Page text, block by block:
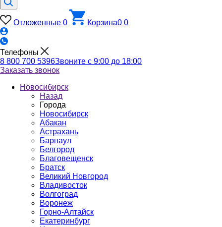
Отложенные 0 Корзина0 0
Телефоны
8 800 700 5396Звоните с 9:00 до 18:00
Заказать звонок
Новосибирск
Назад
Города
Новосибирск
Абакан
Астрахань
Барнаул
Белгород
Благовещенск
Братск
Великий Новгород
Владивосток
Волгоград
Воронеж
Горно-Алтайск
Екатеринбург